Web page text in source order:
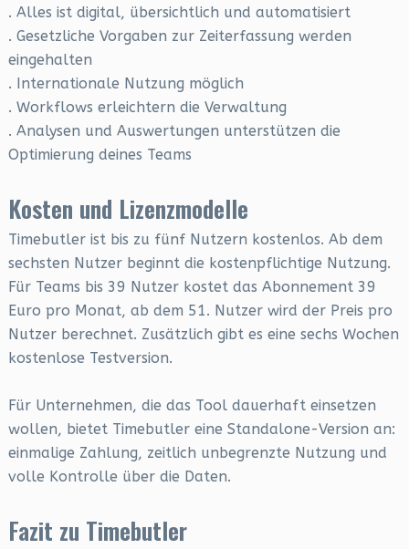
. Alles ist digital, übersichtlich und automatisiert
. Gesetzliche Vorgaben zur Zeiterfassung werden
eingehalten
. Internationale Nutzung möglich
. Workflows erleichtern die Verwaltung
. Analysen und Auswertungen unterstützen die
Optimierung deines Teams
Kosten und Lizenzmodelle
Timebutler ist bis zu fünf Nutzern kostenlos. Ab dem
sechsten Nutzer beginnt die kostenpflichtige Nutzung.
Für Teams bis 39 Nutzer kostet das Abonnement 39
Euro pro Monat, ab dem 51. Nutzer wird der Preis pro
Nutzer berechnet. Zusätzlich gibt es eine sechs Wochen
kostenlose Testversion.
Für Unternehmen, die das Tool dauerhaft einsetzen
wollen, bietet Timebutler eine Standalone-Version an:
einmalige Zahlung, zeitlich unbegrenzte Nutzung und
volle Kontrolle über die Daten.
Fazit zu Timebutler